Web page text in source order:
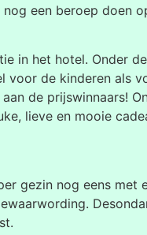
een beroep doen
in het hotel. Onder
de kinderen als
de prijswinnaars!
lieve en mooie
gezin nog eens met